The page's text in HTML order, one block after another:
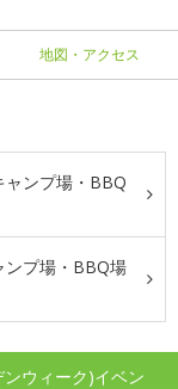
地図・アクセス
ャンプ場・BBQ
ンプ場・BBQ場
ウィーク)イベン